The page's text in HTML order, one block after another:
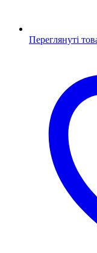
Переглянуті